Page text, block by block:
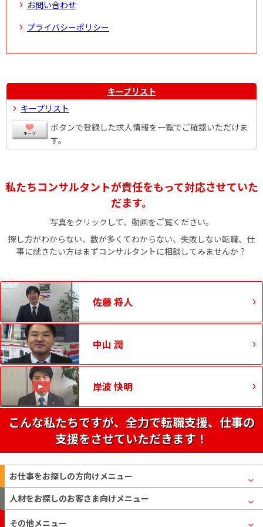
お問い合わせ
プライバシーポリシー
キープリスト
キープリスト
ボタンで登録した求人情報を一覧でご確認いただけま
す。
私たちコンサルタントが責任をもって対応させていた
だます。
写真をクリックして、動画をご覧ください。
探し方がわからない、数が多くてわからない、失敗しない転職、仕
事に就きたい方はまずコンサルタントに相談してみませんか？
佐藤 将人
中山 潤
岸波 快明
こんな私たちですが、全力で転職支援、仕事の
支援をさせていただきます！
お仕事をお探しの方向けメニュー
人材をお探しのお客さま向けメニュー
その他メニュー